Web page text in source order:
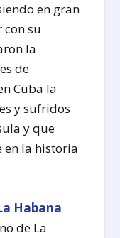
en gran
con su
la
de
Cuba la
y sufridos
y que
en la historia
de La